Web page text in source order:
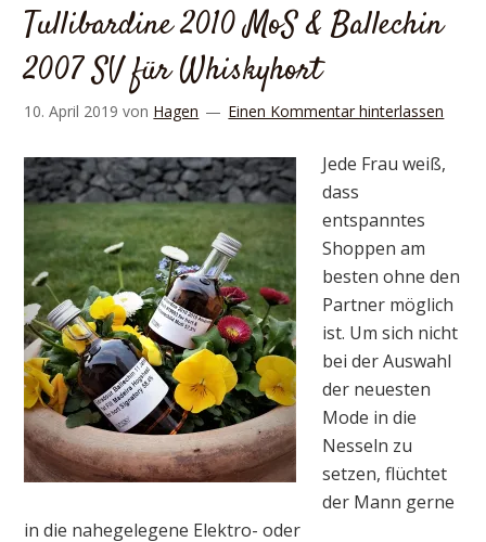
Tullibardine 2010 MoS & Ballechin
2007 SV für Whiskyhort
10. April 2019 von Hagen Einen Kommentar hinterlassen
Jede Frau weiß,
dass
entspanntes
Shoppen am
besten ohne den
Partner möglich
ist. Um sich nicht
bei der Auswahl
der neuesten
Mode in die
Nesseln zu
setzen, flüchtet
der Mann gerne
in die nahegelegene Elektro- oder